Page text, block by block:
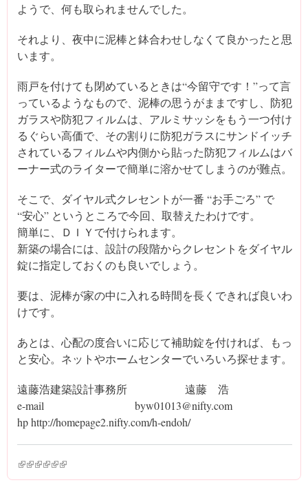
ようで、何も取られませんでした。
それより、夜中に泥棒と鉢合わせしなくて良かったと思
います。
雨戸を付けても閉めているときは“今留守です！”って言
っているようなもので、泥棒の思うがままですし、防犯
ガラスや防犯フィルムは、アルミサッシをもう一つ付け
るぐらい高価で、その割りに防犯ガラスにサンドイッチ
されているフィルムや内側から貼った防犯フィルムはバ
ーナー式のライターで簡単に溶かせてしまうのが難点。
そこで、ダイヤル式クレセントが一番 “お手ごろ” で
“安心” というところで今回、取替えたわけです。
簡単に、ＤＩＹで付けられます。
新築の場合には、設計の段階からクレセントをダイヤル
錠に指定しておくのも良いでしょう。
要は、泥棒が家の中に入れる時間を長くできれば良いわ
けです。
あとは、心配の度合いに応じて補助錠を付ければ、もっ
と安心。ネットやホームセンターでいろいろ探せます。
遠藤浩建築設計事務所 遠藤 浩
e-mail byw01013@nifty.com
hp http://homepage2.nifty.com/h-endoh/
(link is external)
(link is external)
(link is external)
(link is external)
(link is external)
(link is external)